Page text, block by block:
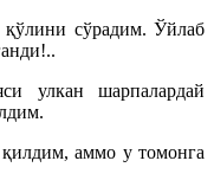
сўрадим. Ўйлаб
улкан шарпалардай
аммо у томонга